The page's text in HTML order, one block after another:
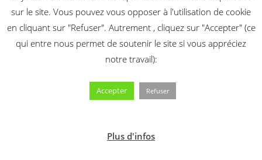
sur le site. Vous pouvez vous opposer à l'utilisation de cookie
en cliquant sur "Refuser". Autrement , cliquez sur "Accepter" (ce
qui entre nous permet de soutenir le site si vous appréciez
notre travail):
Accepter Refuser
Plus d'infos